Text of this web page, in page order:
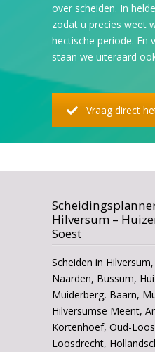
over scheiden. In
zodat u precies weet
hectische periode. En
staan we uiteraard
Vraag direct
Hilversum –
Soest
Scheiden in
Naarden, Bussum,
Muiderberg, Baarn,
Hilversumse Meent,
Kortenhoef, Oud-
Loosdrecht,